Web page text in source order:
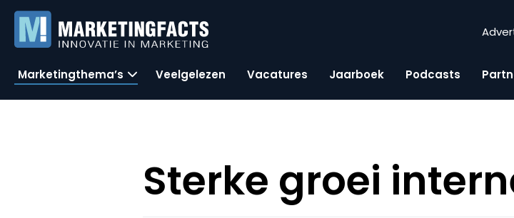
Marketingthema’s Veelgelezen Vacatures Jaarboek Podcasts
Sterke groei